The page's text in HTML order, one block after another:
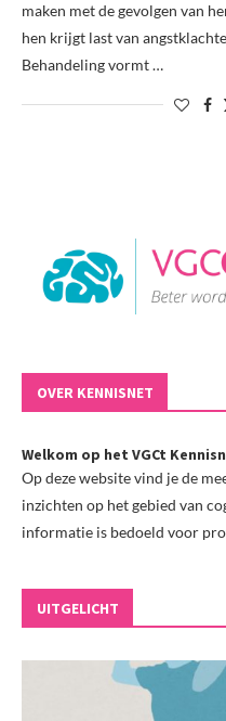
maken met de gevolgen van
hen krijgt last van
Behandeling vormt …
OVER KENNISNET
Welkom op het VGCt
Op deze website vind je de
inzichten op het gebied van
informatie is bedoeld voor
UITGELICHT